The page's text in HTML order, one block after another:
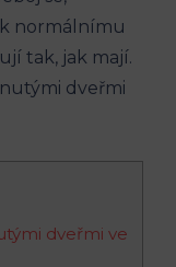
normálnímu
tak, jak mají.
dveřmi ve